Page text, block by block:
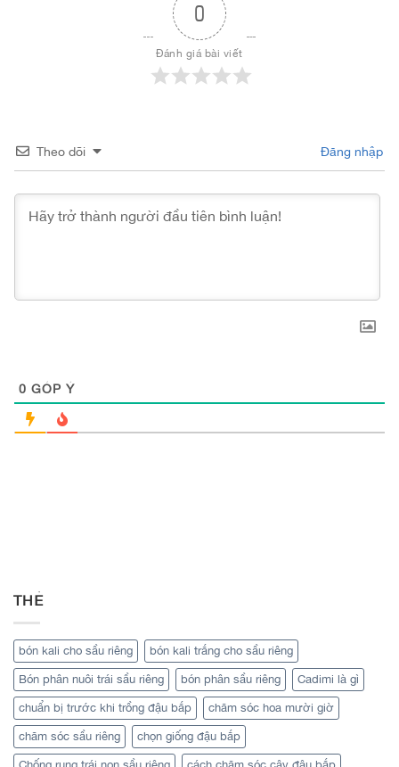
0
Đánh giá bài viết
Theo dõi Đăng nhập
0 GÓP Ý
THẺ
bón kali cho sầu riêng bón kali trắng cho sầu riêng
Bón phân nuôi trái sầu riêng bón phân sầu riêng Cadimi là gì
chuẩn bị trước khi trồng đậu bắp chăm sóc hoa mười giờ
chăm sóc sầu riêng chọn giống đậu bắp